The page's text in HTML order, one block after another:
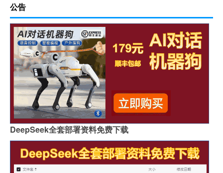
公告
DeepSeek全套部署资料免费下载